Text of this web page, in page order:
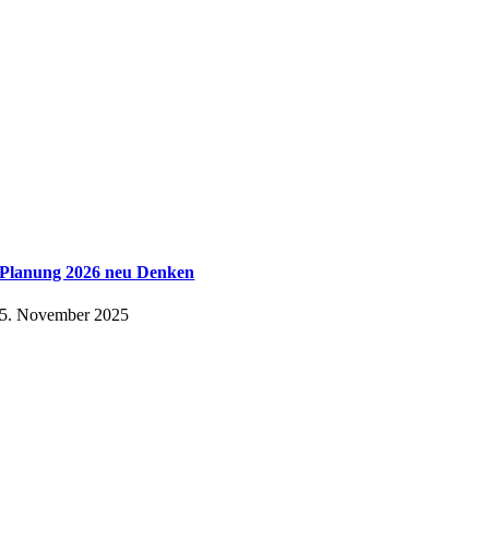
Planung 2026 neu Denken
5. November 2025